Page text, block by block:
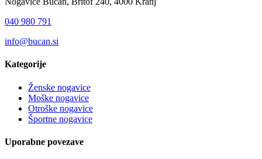
040 980 791
info@bucan.si
Kategorije
Ženske nogavice
Moške nogavice
Otroške nogavice
Športne nogavice
Uporabne povezave